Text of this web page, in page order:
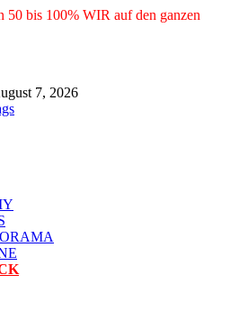
50 bis 100% WIR auf den ganzen
7, 2026